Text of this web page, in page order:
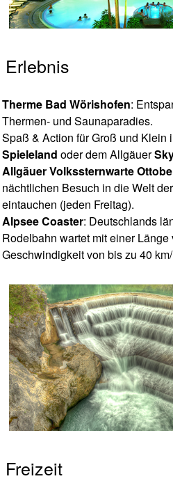
Erlebnis
Therme Bad Wörishofen:
Thermen- und Saunaparadies.
Spaß & Action für Groß und Klein
Spieleland oder dem Allgäuer
Allgäuer Volkssternwarte
nächtlichen Besuch in die Welt
eintauchen (jeden Freitag).
Alpsee Coaster: Deutschlands
Rodelbahn wartet mit einer Länge
Geschwindigkeit von bis zu 40
Freizeit